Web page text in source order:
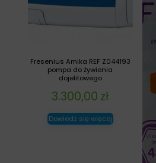
Fresenius Amika REF Z044193
pompa do żywienia
dojelitowego
3.300,00 zł
Dowiedz się więcej